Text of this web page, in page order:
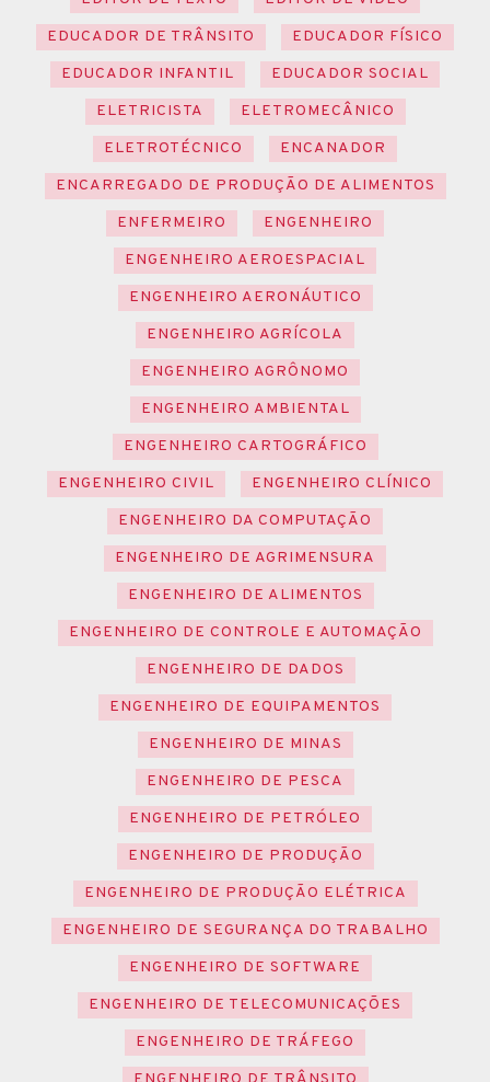
EDUCADOR DE TRÂNSITO
EDUCADOR FÍSICO
EDUCADOR INFANTIL
EDUCADOR SOCIAL
ELETRICISTA
ELETROMECÂNICO
ELETROTÉCNICO
ENCANADOR
ENCARREGADO DE PRODUÇÃO DE ALIMENTOS
ENFERMEIRO
ENGENHEIRO
ENGENHEIRO AEROESPACIAL
ENGENHEIRO AERONÁUTICO
ENGENHEIRO AGRÍCOLA
ENGENHEIRO AGRÔNOMO
ENGENHEIRO AMBIENTAL
ENGENHEIRO CARTOGRÁFICO
ENGENHEIRO CIVIL
ENGENHEIRO CLÍNICO
ENGENHEIRO DA COMPUTAÇÃO
ENGENHEIRO DE AGRIMENSURA
ENGENHEIRO DE ALIMENTOS
ENGENHEIRO DE CONTROLE E AUTOMAÇÃO
ENGENHEIRO DE DADOS
ENGENHEIRO DE EQUIPAMENTOS
ENGENHEIRO DE MINAS
ENGENHEIRO DE PESCA
ENGENHEIRO DE PETRÓLEO
ENGENHEIRO DE PRODUÇÃO
ENGENHEIRO DE PRODUÇÃO ELÉTRICA
ENGENHEIRO DE SEGURANÇA DO TRABALHO
ENGENHEIRO DE SOFTWARE
ENGENHEIRO DE TELECOMUNICAÇÕES
ENGENHEIRO DE TRÁFEGO